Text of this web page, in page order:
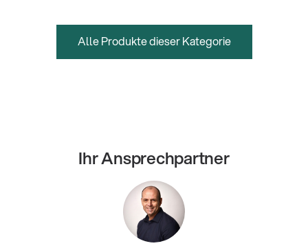
Alle Produkte dieser Kategorie
Ihr Ansprechpartner